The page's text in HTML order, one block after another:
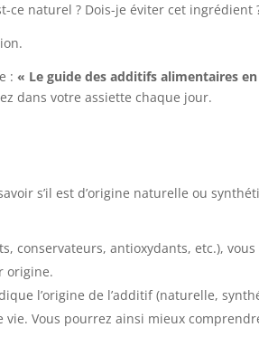
ce naturel ? Dois-je éviter cet ingrédient
: « Le guide des additifs alimentaires
dans votre assiette chaque jour.
s’il est d’origine naturelle ou
conservateurs, antioxydants, etc.),
origine.
l’origine de l’additif (naturelle,
Vous pourrez ainsi mieux